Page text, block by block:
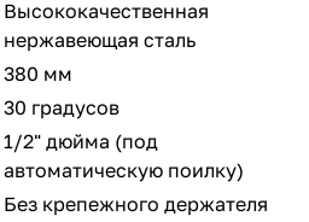
Высококачественная
нержавеющая сталь
380 мм
30 градусов
1/2" дюйма (под
автоматическую поилку)
Без крепежного держателя